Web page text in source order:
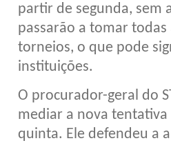
partir de segunda, sem
passarão a tomar
torneios, o que pode
instituições.
O procurador-geral do
mediar a nova
quinta. Ele defendeu a